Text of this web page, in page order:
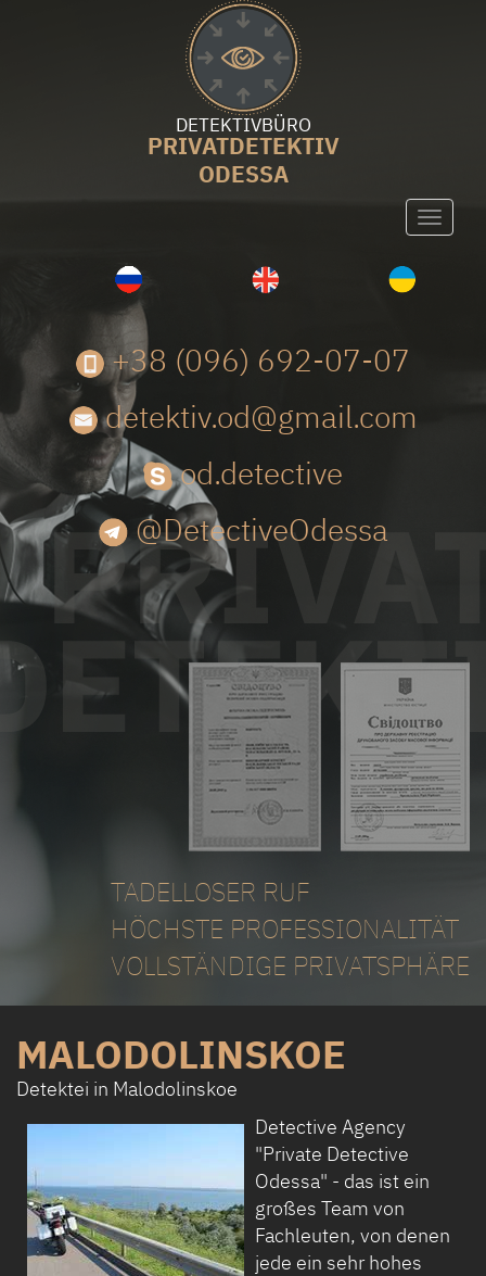
DETEKTIVBÜRO
PRIVATDETEKTIV
ODESSA
Toggle
+38 (096) 692-07-07
detektiv.od@gmail.com
od.detective
@DetectiveOdessa
TADELLOSER RUF
HÖCHSTE PROFESSIONALITÄT
VOLLSTÄNDIGE PRIVATSPHÄRE
MALODOLINSKOE
Detektei in Malodolinskoe
Detective Agency
"Private Detective
Odessa" - das ist ein
großes Team von
Fachleuten, von denen
jede ein sehr hohes